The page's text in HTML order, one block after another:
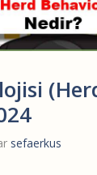
sefaerkus